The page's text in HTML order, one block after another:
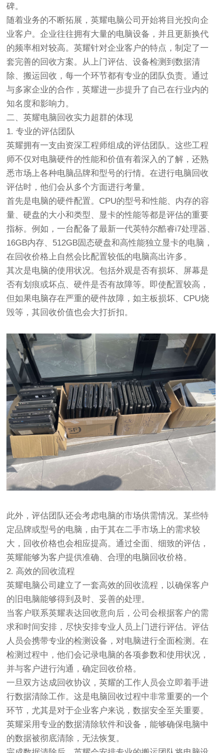
碑。
随着业务的不断拓展，英耀电脑公司开始将目光投向企
业客户。企业往往拥有大量的电脑设备，并且更新换代
的频率相对较高。英耀针对企业客户的特点，制定了一
套完善的回收方案。从上门评估、设备检测到数据清
除、搬运回收，每一个环节都有专业的团队负责。通过
与多家企业的合作，英耀进一步提升了自己在行业内的
知名度和影响力。
二、英耀电脑回收实力超群的体现
1. 专业的评估团队
英耀拥有一支由资深工程师组成的评估团队。这些工程
师不仅对电脑硬件的性能和价值有着深入的了解，还熟
悉市场上各种电脑品牌和型号的行情。在进行电脑回收
评估时，他们会从多个方面进行考量。
首先是电脑的硬件配置。CPU的型号和性能、内存的容
量、硬盘的大小和类型、显卡的性能等都是评估的重要
指标。例如，一台配备了最新一代英特尔酷睿i7处理器、
16GB内存、512GB固态硬盘和高性能独立显卡的电脑，
在回收价格上自然会比配置较低的电脑高出许多。
其次是电脑的使用状况。包括外观是否有损坏、屏幕是
否有划痕或坏点、硬件是否有故障等。即使配置较高，
但如果电脑存在严重的硬件故障，如主板损坏、CPU烧
毁等，其回收价值也会大打折扣。
此外，评估团队还会考虑电脑的市场供需情况。某些特
定品牌或型号的电脑，由于其在二手市场上的需求较
大，回收价格也会相应提高。通过全面、细致的评估，
英耀能够为客户提供准确、合理的电脑回收价格。
2. 高效的回收流程
英耀电脑公司建立了一套高效的回收流程，以确保客户
的旧电脑能够得到及时、妥善的处理。
当客户联系英耀表达回收意向后，公司会根据客户的需
求和时间安排，尽快安排专业人员上门进行评估。评估
人员会携带专业的检测设备，对电脑进行全面检测。在
检测过程中，他们会记录电脑的各项参数和使用状况，
并与客户进行沟通，确定回收价格。
一旦双方达成回收协议，英耀的工作人员会立即着手进
行数据清除工作。这是电脑回收过程中非常重要的一个
环节，尤其是对于企业客户来说，数据安全至关重要。
英耀采用专业的数据清除软件和设备，能够确保电脑中
的数据被彻底清除，无法恢复。